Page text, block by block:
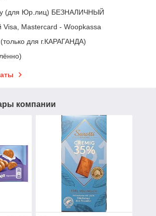
(для Юр.лиц) БЕЗНАЛИЧНЫЙ
Visa, Mastercard - Woopkassa
для г.КАРАГАНДА)
компании